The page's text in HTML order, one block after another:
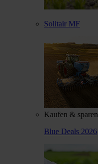
Solitair MF
Kaufen & sparen
Blue Deals 2026